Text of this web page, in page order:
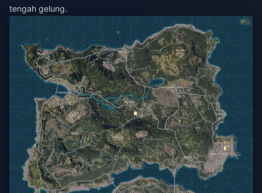
tengah gelung.